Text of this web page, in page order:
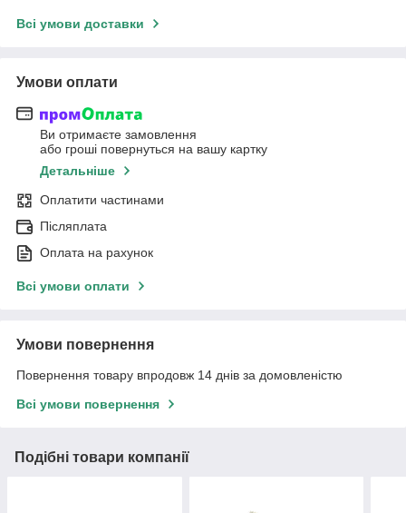
Всі умови доставки
Умови оплати
Ви отримаєте замовлення
або гроші повернуться на вашу картку
Детальніше
Оплатити частинами
Післяплата
Оплата на рахунок
Всі умови оплати
Умови повернення
Повернення товару впродовж 14 днів за домовленістю
Всі умови повернення
Подібні товари компанії